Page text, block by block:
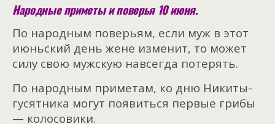
Народные приметы и поверья 10 июня.
По народным поверьям, если муж в этот
июньский день жене изменит, то может
силу свою мужскую навсегда потерять.
По народным приметам, ко дню Никиты-
гусятника могут появиться первые грибы
— колосовики.